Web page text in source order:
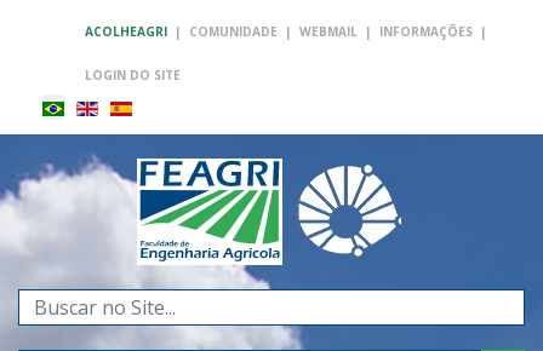
ACOLHEAGRI | COMUNIDADE | WEBMAIL | INFORMAÇÕES |
LOGIN DO SITE
Pesquisar...